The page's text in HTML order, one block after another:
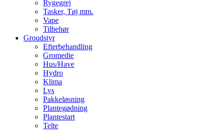
Rygegrej
Tasker, Tøj mm.
Vape
Tilbehør
Groudstyr
Efterbehandling
Gromedie
Hus/Have
Hydro
Klima
Lys
Pakkeløsning
Plantegødning
Plantestart
Telte